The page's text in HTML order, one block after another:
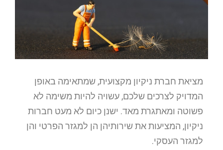
מציאת חברת ניקיון מקצועית, שמתאימה באופן
המדויק לצרכים שלכם, עשויה להיות משימה לא
פשוטה ומאתגרת מאד. ישנן כיום לא מעט חברות
ניקיון, המציעות את שירותיהן הן למגזר הפרטי והן
למגזר העסקי.